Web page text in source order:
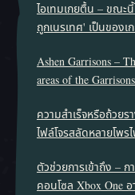
ไอเทมเกยตื้น – ขณะ
ถูกเนรเทศ' เป็นของเ
Ashen Garrisons –
areas of the
ความสําเร็จหรือถ้วย
ไฟล์โจรสลัดหลายโพร
ตัวช่วยการเข้าถึง –
คอนโซล Xbox One อ